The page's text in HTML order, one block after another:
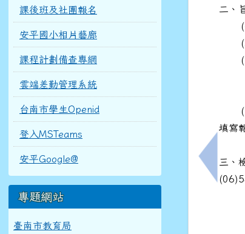
課後班及社團報名
安平國小相片藝廊
課程計劃備查專網
雲端差勤管理系統
台南市學生Openid
登入MSTeams
安平Google@
專題網站
臺南市教育局
上一筆
二、
(一)
(二)
(三
1.
2.
(四)
填寫
三、